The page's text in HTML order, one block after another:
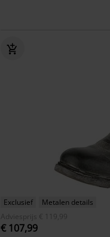
Exclusief
Metalen details
Adviesprijs
€ 119,99
€ 107,99